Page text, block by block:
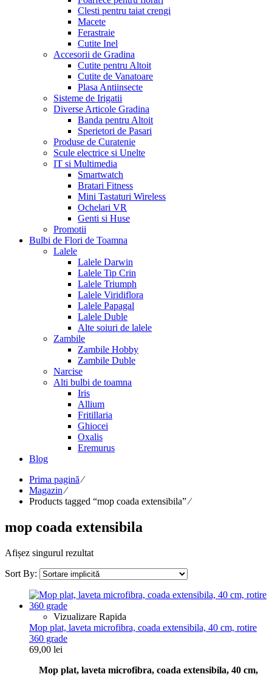
Clesti pentru taiat crengi
Macete
Ferastraie
Cutite Inel
Accesorii de Gradina
Cutite pentru Altoit
Cutite de Vanatoare
Plasa Antiinsecte
Sisteme de Irigatii
Diverse Articole Gradina
Banda pentru Altoit
Sperietori de Pasari
Produse de Curatenie
Scule electrice si Unelte
IT si Multimedia
Smartwatch
Bratari Fitness
Mini Tastaturi Wireless
Ochelari VR
Genti si Huse
Promotii
Bulbi de Flori de Toamna
Lalele
Lalele Darwin
Lalele Tip Crin
Lalele Triumph
Lalele Viridiflora
Lalele Papagal
Lalele Duble
Alte soiuri de lalele
Zambile
Zambile Hobby
Zambile Duble
Narcise
Alti bulbi de toamna
Iris
Allium
Fritillaria
Ghiocei
Oxalis
Eremurus
Blog
Prima pagină⁄
Magazin ⁄
Products tagged “mop coada extensibila”⁄
mop coada extensibila
Afișez singurul rezultat
Sort By:
Vizualizare Rapida
Mop plat, laveta microfibra, coada extensibila, 40 cm, rotire
360 grade
69,00 lei
Mop plat, laveta microfibra, coada extensibila, 40 cm,